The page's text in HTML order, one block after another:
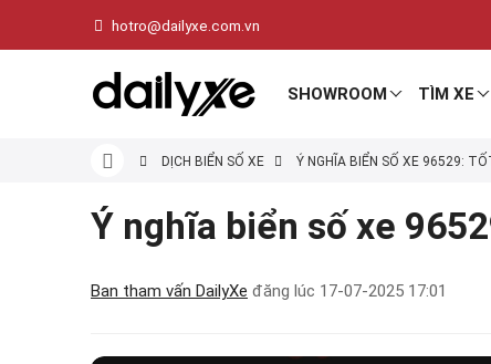
hotro@dailyxe.com.vn
SHOWROOM TÌM XE
DỊCH BIỂN SỐ XE Ý NGHĨA BIỂN SỐ XE 96529:
Ý nghĩa biển số xe
Ban tham vấn DailyXe đăng lúc 17-07-2025 17:01